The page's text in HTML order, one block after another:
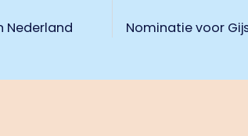
Nederland
Nominatie voor